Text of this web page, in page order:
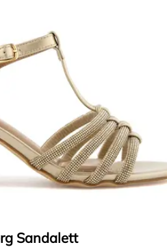
Sandalett